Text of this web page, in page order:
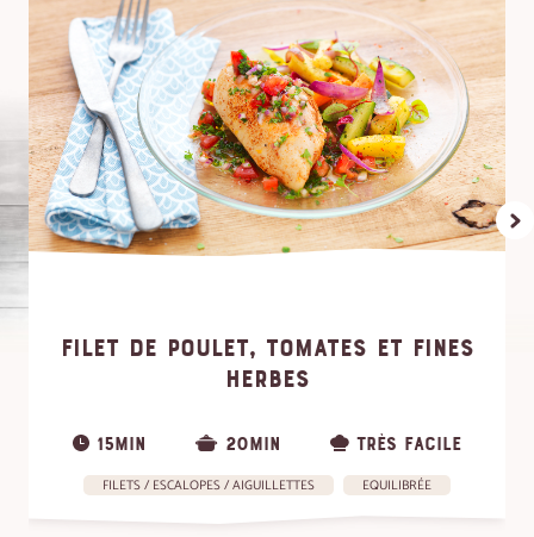
FILET DE POULET, TOMATES ET FINES
HERBES
15MIN 20MIN TRÈS FACILE
FILETS / ESCALOPES / AIGUILLETTES EQUILIBRÉE